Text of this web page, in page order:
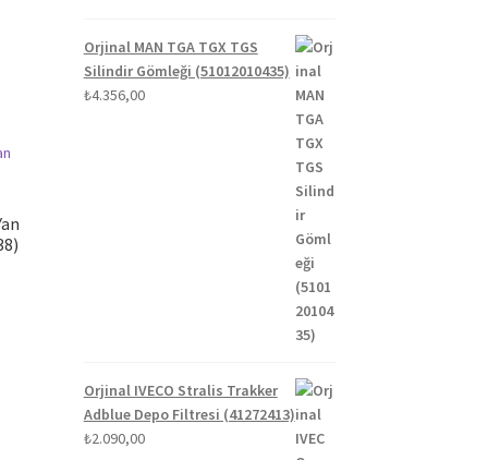
Orjinal MAN TGA TGX TGS
Silindir Gömleği (51012010435)
₺4.356,00
Orjinal IVECO Stralis Trakker
Adblue Depo Filtresi (41272413)
₺2.090,00